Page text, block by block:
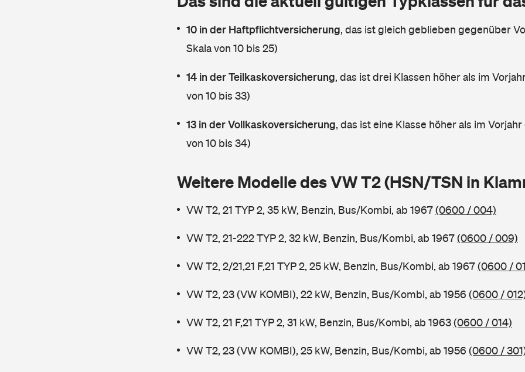
10 in der Haftpflichtversicherung, das ist gleich geblieben gegenüber
Skala von 10 bis 25)
14 in der Teilkaskoversicherung, das ist drei Klassen höher als im
von 10 bis 33)
13 in der Vollkaskoversicherung, das ist eine Klasse höher als im
von 10 bis 34)
Weitere Modelle des VW T2 (HSN/TSN in
VW T2, 21 TYP 2, 35 kW, Benzin, Bus/Kombi, ab 1967(0600 / 004)
VW T2, 21-222 TYP 2, 32 kW, Benzin, Bus/Kombi, ab 1967(0600 / 009)
VW T2, 2/21,21 F,21 TYP 2, 25 kW, Benzin, Bus/Kombi, ab 1967(0600 /
VW T2, 23 (VW KOMBI), 22 kW, Benzin, Bus/Kombi, ab 1956 (0600 /
VW T2, 21 F,21 TYP 2, 31 kW, Benzin, Bus/Kombi, ab 1963(0600 / 014)
VW T2, 23 (VW KOMBI), 25 kW, Benzin, Bus/Kombi, ab 1956 (0600 /